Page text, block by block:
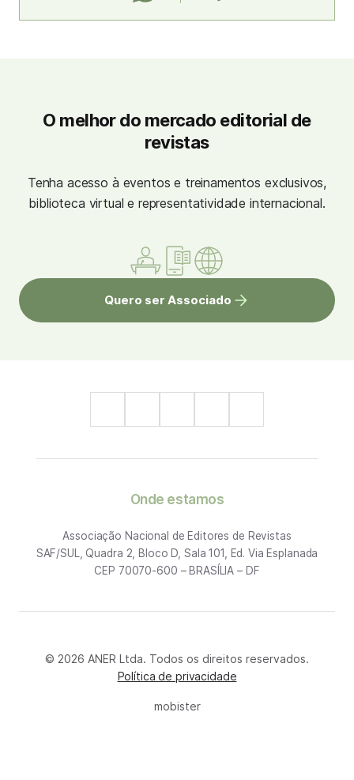
O melhor do mercado editorial de
revistas
Tenha acesso à eventos e treinamentos exclusivos,
biblioteca virtual e representatividade internacional.
Quero ser Associado
Onde estamos
Associação Nacional de Editores de Revistas
SAF/SUL, Quadra 2, Bloco D, Sala 101, Ed. Via Esplanada
CEP 70070-600 – BRASÍLIA – DF
© 2026 ANER Ltda. Todos os direitos reservados.
Política de privacidade
mobister